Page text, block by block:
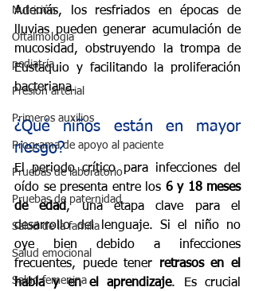
Nutrición
Oftalmología
pediatría
Presión arterial
Primeros auxilios
Programa de apoyo al paciente
Pruebas de laboratorio
Pruebas de paternidad
Salud de la familia
Salud emocional
Salud femenina
Además, los resfriados en épocas de
lluvias pueden generar acumulación de
mucosidad, obstruyendo la trompa de
Eustaquio y facilitando la proliferación
bacteriana.
¿Qué niños están en mayor
riesgo?
El periodo crítico para infecciones del
oído se presenta entre los 6 y 18 meses
de edad, una etapa clave para el
desarrollo del lenguaje. Si el niño no
oye bien debido a infecciones
frecuentes, puede tener retrasos en el
habla y en el aprendizaje. Es crucial